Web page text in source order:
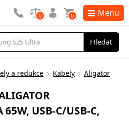
Hledat
0 0 Menu
a redukce Kabely Aligator
65W, USB-C/USB-C,